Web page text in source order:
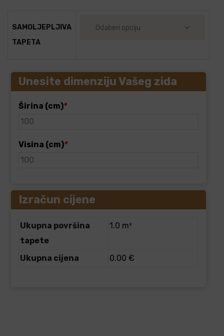
SAMOLJEPLJIVA
TAPETA
Unesite dimenziju Vašeg zida
Širina (cm)*
Visina (cm)*
Izračun cijene
Ukupna površina
tapete
1.0 m²
Ukupna cijena 0.00 €